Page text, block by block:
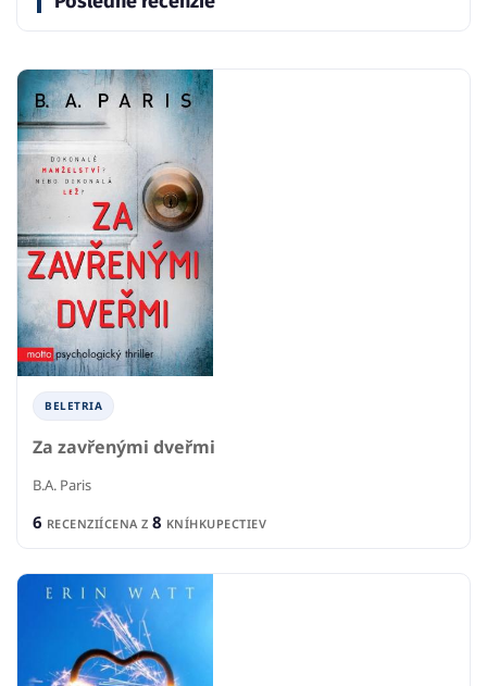
BELETRIA
Za zavřenými dveřmi
B.A. Paris
6 RECENZIÍCENA Z 8 KNÍHKUPECTIEV